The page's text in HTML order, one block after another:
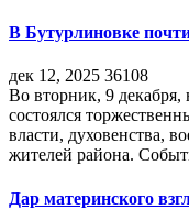
В Бутурлиновке
дек 12, 2025 36108
Во вторник, 9 декабря,
состоялся
власти, духовенства,
жителей района.
Дар материнского